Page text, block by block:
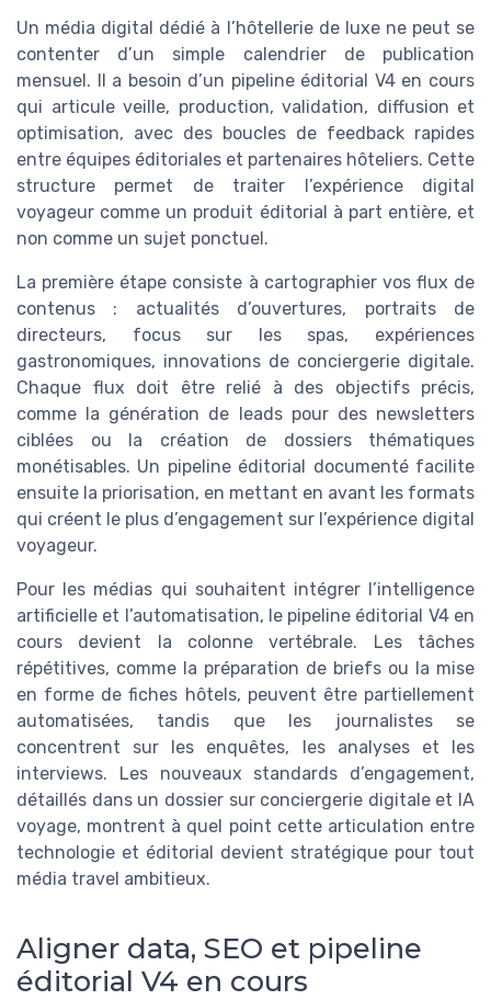
Un média digital dédié à l’hôtellerie de luxe ne peut se
contenter d’un simple calendrier de publication
mensuel. Il a besoin d’un pipeline éditorial V4 en cours
qui articule veille, production, validation, diffusion et
optimisation, avec des boucles de feedback rapides
entre équipes éditoriales et partenaires hôteliers. Cette
structure permet de traiter l’expérience digital
voyageur comme un produit éditorial à part entière, et
non comme un sujet ponctuel.
La première étape consiste à cartographier vos flux de
contenus : actualités d’ouvertures, portraits de
directeurs, focus sur les spas, expériences
gastronomiques, innovations de conciergerie digitale.
Chaque flux doit être relié à des objectifs précis,
comme la génération de leads pour des newsletters
ciblées ou la création de dossiers thématiques
monétisables. Un pipeline éditorial documenté facilite
ensuite la priorisation, en mettant en avant les formats
qui créent le plus d’engagement sur l’expérience digital
voyageur.
Pour les médias qui souhaitent intégrer l’intelligence
artificielle et l’automatisation, le pipeline éditorial V4 en
cours devient la colonne vertébrale. Les tâches
répétitives, comme la préparation de briefs ou la mise
en forme de fiches hôtels, peuvent être partiellement
automatisées, tandis que les journalistes se
concentrent sur les enquêtes, les analyses et les
interviews. Les nouveaux standards d’engagement,
détaillés dans un dossier sur conciergerie digitale et IA
voyage, montrent à quel point cette articulation entre
technologie et éditorial devient stratégique pour tout
média travel ambitieux.
Aligner data, SEO et pipeline
éditorial V4 en cours